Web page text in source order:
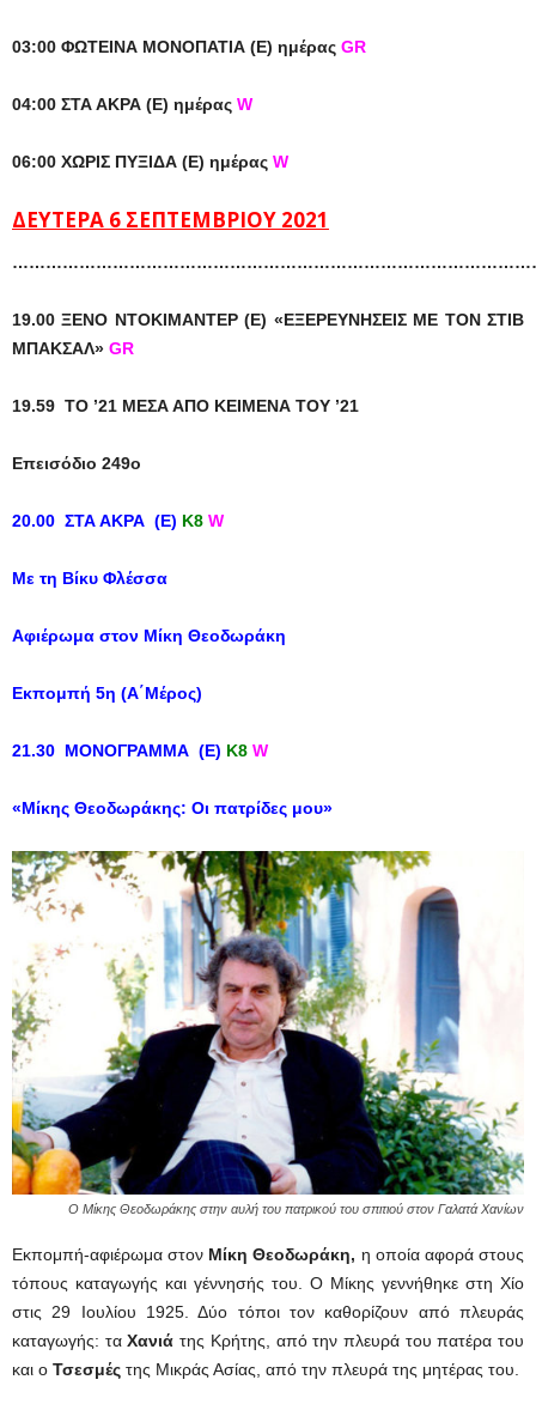
03:00 ΦΩΤΕΙΝΑ ΜΟΝΟΠΑΤΙΑ (Ε) ημέρας GR
04:00 ΣΤΑ ΑΚΡΑ (Ε) ημέρας W
06:00 ΧΩΡΙΣ ΠΥΞΙΔΑ (Ε) ημέρας W
ΔΕΥΤΕΡΑ 6 ΣΕΠΤΕΜΒΡΙΟΥ 2021
19.00 ΞΕΝΟ ΝΤΟΚΙΜΑΝΤΕΡ (Ε) «ΕΞΕΡΕΥΝΗΣΕΙΣ ΜΕ ΤΟΝ ΣΤΙΒ
ΜΠΑΚΣΑΛ» GR
19.59 TO ’21 MEΣΑ ΑΠΟ ΚΕΙΜΕΝΑ ΤΟΥ ’21
Επεισόδιο 249ο
20.00 ΣΤΑ ΑΚΡΑ (E) Κ8 W
Με τη Βίκυ Φλέσσα
Αφιέρωμα στον Μίκη Θεοδωράκη
Εκπομπή 5η (Α΄Μέρος)
21.30 ΜΟΝΟΓΡΑΜΜΑ (E) Κ8 W
«Μίκης Θεοδωράκης: Οι πατρίδες μου»
Ο Μίκης Θεοδωράκης στην αυλή του πατρικού του σπιτιού στον Γαλατά Χανίων
Εκπομπή-αφιέρωμα στον Μίκη Θεοδωράκη, η οποία αφορά στους
τόπους καταγωγής και γέννησής του. Ο Μίκης γεννήθηκε στη Χίο
στις 29 Ιουλίου 1925. Δύο τόποι τον καθορίζουν από πλευράς
καταγωγής: ταΧανιά της Κρήτης, από την πλευρά του πατέρα του
και ο Τσεσμές της Μικράς Ασίας, από την πλευρά της μητέρας του.